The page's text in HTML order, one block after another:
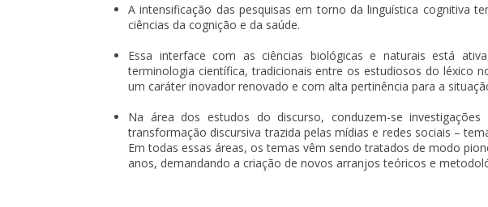
A intensificação das pesquisas em torno da linguística cognitiva
ciências da cognição e da saúde.
Essa interface com as ciências biológicas e naturais está
terminologia científica, tradicionais entre os estudiosos do léxico
um caráter inovador renovado e com alta pertinência para a
Na área dos estudos do discurso, conduzem-se
transformação discursiva trazida pelas mídias e redes sociais –
Em todas essas áreas, os temas vêm sendo tratados de modo
anos, demandando a criação de novos arranjos teóricos e